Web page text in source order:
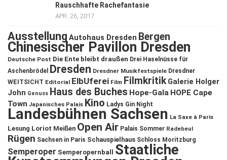
Rauschhafte Rachefantasie
APR. 26, 2017
Ausstellung Autohaus Dresden Bergen
Chinesischer Pavillon Dresden
Deutsche Post Die Ente bleibt draußen Drei Haselnüsse für
Aschenbrödel
Dresden Dresdner Musikfestspiele Dresdner
WEITSICHT Editorial ElbUferei Film Filmkritik Galerie Holger
John Genuss Haus des Buches Hope-Gala HOPE Cape
Town Japanisches Palais Kino Ladys Gin Night
Landesbühnen Sachsen La Saxe à Paris
Lesung Loriot Meißen Open Air Palais Sommer Radebeul
Rügen Sachsen in Paris Schauspielhaus Schloss Moritzburg
Semperoper Semperopernball Staatliche